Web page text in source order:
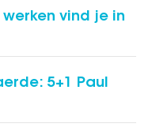
werken vind je in
5+1 Paul